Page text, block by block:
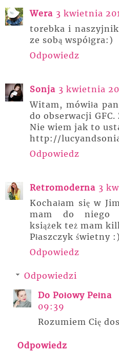
Wera 3 kwietnia
torebka i naszyjnik
ze sobą współgra:)
Odpowiedz
Sonja 3 kwietnia
Witam, mówiła
do obserwacji
Nie wiem jak to
http://
Odpowiedz
Retromoderna 3
Kochałam się w
mam do niego
książek też mam
Płaszczyk świetny :)
Odpowiedz
Odpowiedzi
Do Połowy Pełna
09:39
Rozumiem Cię
Odpowiedz